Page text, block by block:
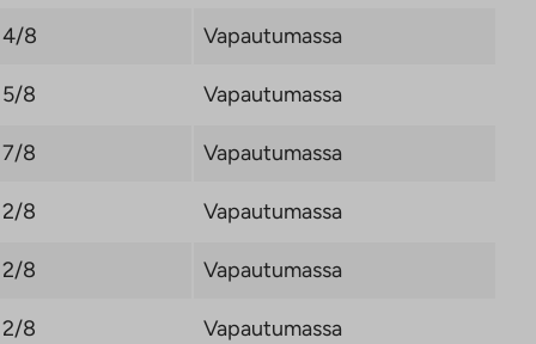
4/8 Vapautumassa
5/8 Vapautumassa
7/8 Vapautumassa
2/8 Vapautumassa
2/8 Vapautumassa
2/8 Vapautumassa